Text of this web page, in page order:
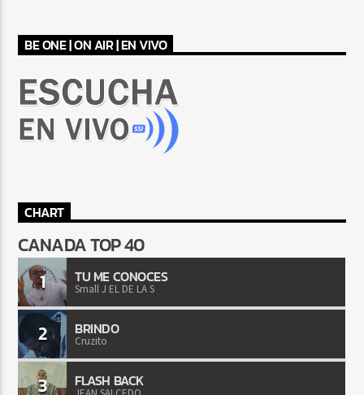
BE ONE | ON AIR | EN VIVO
CHART
CANADA TOP 40
1 TU ME CONOCES
Small J EL DE LA S
2 BRINDO
Cruzito
3 FLASH BACK